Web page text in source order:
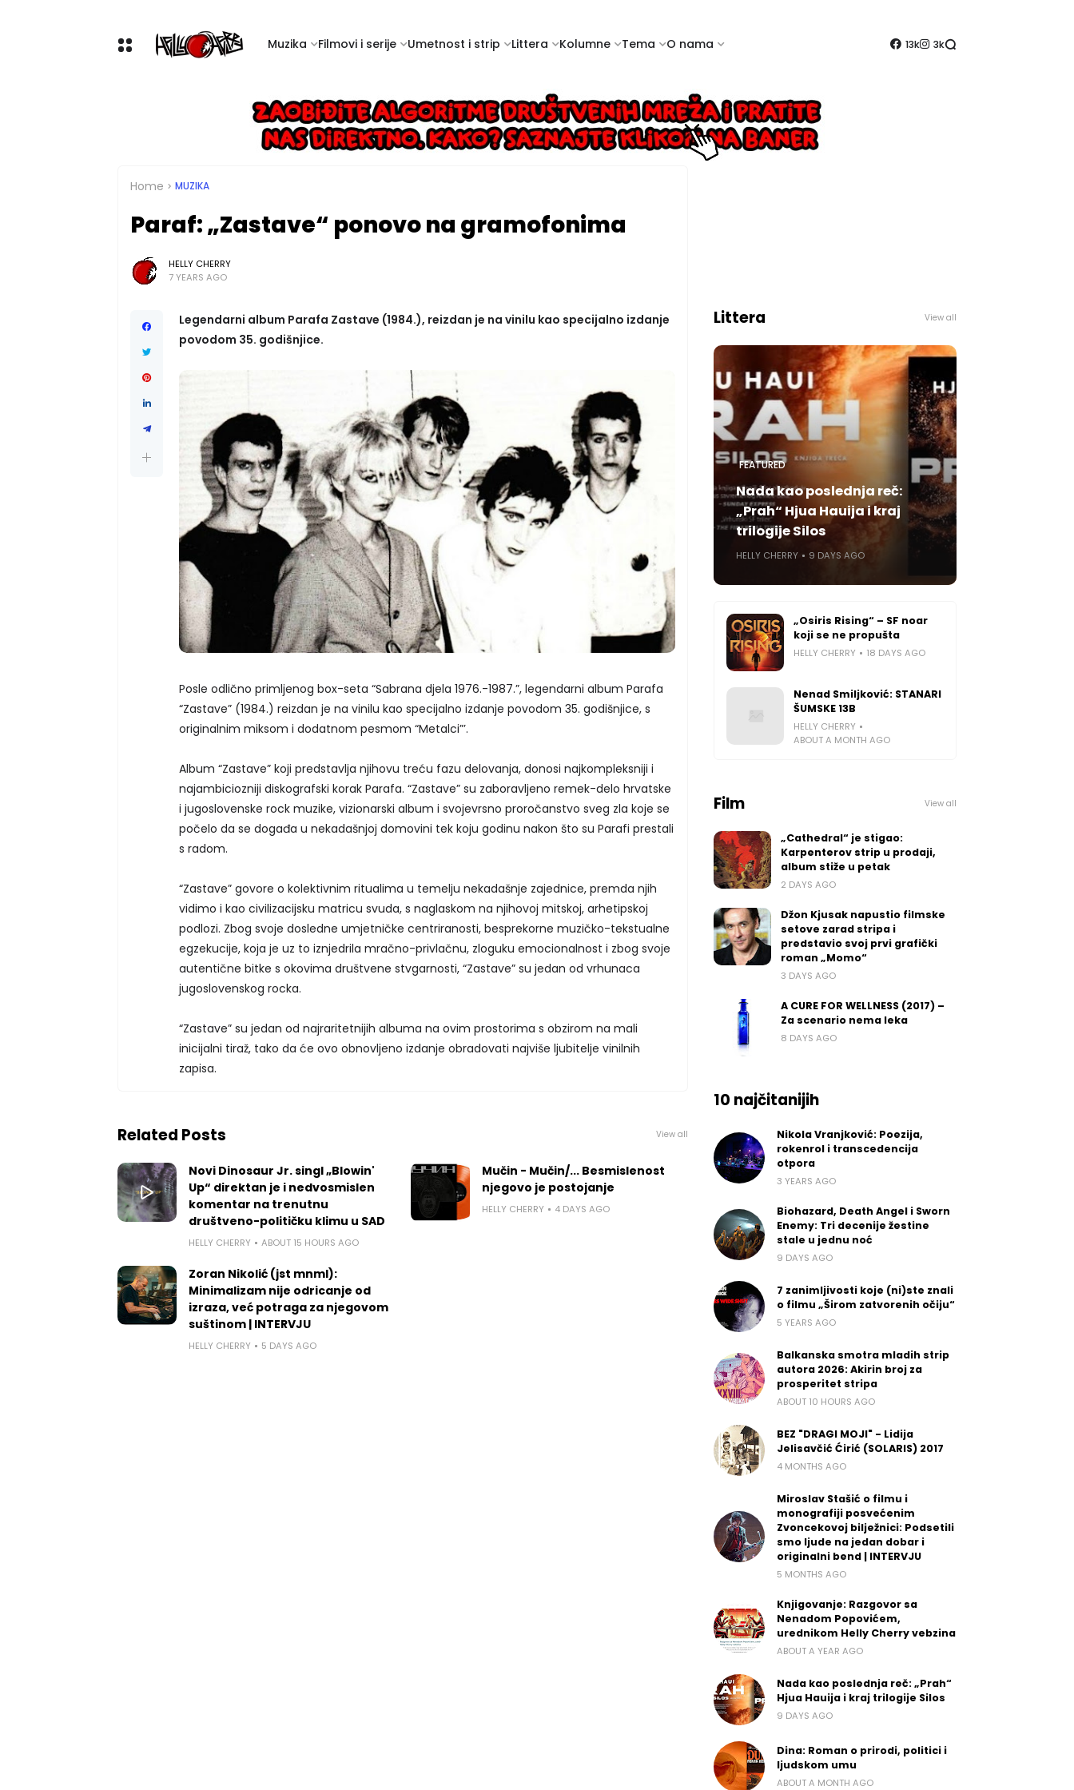
Muzika Filmovi i serije Umetnost i strip Littera Kolumne Tema O nama 13k 3k
Home MUZIKA
Paraf: „Zastave“ ponovo na gramofonima
HELLY CHERRY
7 YEARS AGO
Legendarni album Parafa Zastave (1984.), reizdan je na vinilu kao specijalno izdanje
povodom 35. godišnjice.
Posle odlično primljenog box-seta “Sabrana djela 1976.-1987.”, legendarni album Parafa
“Zastave” (1984.) reizdan je na vinilu kao specijalno izdanje povodom 35. godišnjice, s
originalnim miksom i dodatnom pesmom “Metalci”’.
Album “Zastave” koji predstavlja njihovu treću fazu delovanja, donosi najkompleksniji i
najambiciozniji diskografski korak Parafa. “Zastave” su zaboravljeno remek-delo hrvatske
i jugoslovenske rock muzike, vizionarski album i svojevrsno proročanstvo sveg zla koje se
počelo da se događa u nekadašnjoj domovini tek koju godinu nakon što su Parafi prestali
s radom.
“Zastave” govore o kolektivnim ritualima u temelju nekadašnje zajednice, premda njih
vidimo i kao civilizacijsku matricu svuda, s naglaskom na njihovoj mitskoj, arhetipskoj
podlozi. Zbog svoje dosledne umjetničke centriranosti, besprekorne muzičko-tekstualne
egzekucije, koja je uz to iznjedrila mračno-privlačnu, zloguku emocionalnost i zbog svoje
autentične bitke s okovima društvene stvgarnosti, “Zastave” su jedan od vrhunaca
jugoslovenskog rocka.
“Zastave” su jedan od najraritetnijih albuma na ovim prostorima s obzirom na mali
inicijalni tiraž, tako da će ovo obnovljeno izdanje obradovati najviše ljubitelje vinilnih
zapisa.
Related Posts View all
Novi Dinosaur Jr. singl „Blowin'
Up“ direktan je i nedvosmislen
komentar na trenutnu
društveno-političku klimu u SAD
HELLY CHERRY ABOUT 15 HOURS AGO
Mučin - Mučin/... Besmislenost
njegovo je postojanje
HELLY CHERRY 4 DAYS AGO
Zoran Nikolić (jst mnml):
Minimalizam nije odricanje od
izraza, već potraga za njegovom
suštinom | INTERVJU
HELLY CHERRY 5 DAYS AGO
Littera View all
FEATURED
Nada kao poslednja reč:
„Prah“ Hjua Hauija i kraj
trilogije Silos
HELLY CHERRY 9 DAYS AGO
„Osiris Rising“ – SF noar
koji se ne propušta
HELLY CHERRY 18 DAYS AGO
Nenad Smiljković: STANARI
ŠUMSKE 13B
HELLY CHERRY
ABOUT A MONTH AGO
Film View all
„Cathedral“ je stigao:
Karpenterov strip u prodaji,
album stiže u petak
2 DAYS AGO
Džon Kjusak napustio filmske
setove zarad stripa i
predstavio svoj prvi grafički
roman „Momo“
3 DAYS AGO
A CURE FOR WELLNESS (2017) –
Za scenario nema leka
8 DAYS AGO
10 najčitanijih
Nikola Vranjković: Poezija,
rokenrol i transcedencija
otpora
3 YEARS AGO
Biohazard, Death Angel i Sworn
Enemy: Tri decenije žestine
stale u jednu noć
9 DAYS AGO
7 zanimljivosti koje (ni)ste znali
o filmu „Širom zatvorenih očiju“
5 YEARS AGO
Balkanska smotra mladih strip
autora 2026: Akirin broj za
prosperitet stripa
ABOUT 10 HOURS AGO
BEZ "DRAGI MOJI" - Lidija
Jelisavčić Ćirić (SOLARIS) 2017
4 MONTHS AGO
Miroslav Stašić o filmu i
monografiji posvećenim
Zvoncekovoj bilježnici: Podsetili
smo ljude na jedan dobar i
originalni bend | INTERVJU
5 MONTHS AGO
Knjigovanje: Razgovor sa
Nenadom Popovićem,
urednikom Helly Cherry vebzina
ABOUT A YEAR AGO
Nada kao poslednja reč: „Prah“
Hjua Hauija i kraj trilogije Silos
9 DAYS AGO
Dina: Roman o prirodi, politici i
ljudskom umu
ABOUT A MONTH AGO